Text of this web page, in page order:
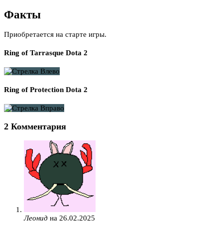
Факты
Приобретается на старте игры.
Ring of Tarrasque Dota 2
Ring of Protection Dota 2
2 Комментария
Леонид на 26.02.2025